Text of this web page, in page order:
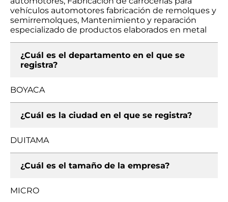
vehículos automotores fabricación de remolques y
semirremolques, Mantenimiento y reparación
especializado de productos elaborados en metal
¿Cuál es el departamento en el que se
registra?
BOYACA
¿Cuál es la ciudad en el que se registra?
DUITAMA
¿Cuál es el tamaño de la empresa?
MICRO